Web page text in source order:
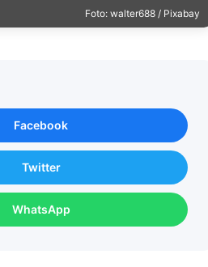
Foto: walter688 / Pixabay
Facebook
Twitter
WhatsApp